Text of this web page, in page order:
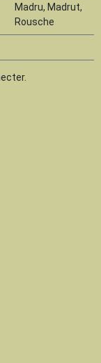
Madru, Madrut,
Rousche